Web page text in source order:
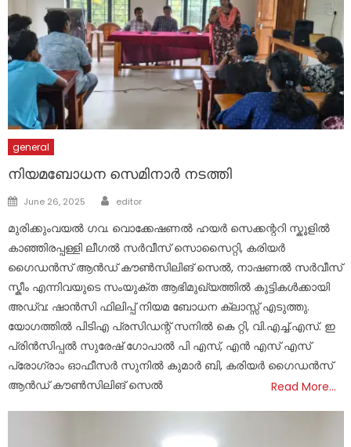
general
നിയമബോധന സെമിനാർ നടത്തി
Posted
June 26, 2025 Author
editor
മുരിക്കുംവയൽ ഗവ. വൊക്കേഷണൽ ഹയർ സെക്കന്ററി സ്കൂളിൽ
കാഞ്ഞിരപ്പള്ളി ലീഗൽ സർവീസ് സൊസൈറ്റി, കരിയർ
ഗൈഡൻസ് ആൻഡ് കൗൺസിലിങ് സെൽ, നാഷണൽ സർവീസ്
സ്കീം എന്നിവയുടെ സംയുക്ത ആഭിമുഖ്യത്തിൽ കുട്ടികൾക്കായി
അഡ്വ: ഷാൻസി ഫിലിപ്പ് നിയമ ബോധന ക്ലാസ്സ്‌ എടുത്തു.
യോഗത്തിൽ പിടിഎ പ്രസിഡന്റ്‌ സനിൽ കെ റ്റി, വി.എച്ച്.എസ്‌. ഇ
പ്രിൻസിപ്പൽ സുരേഷ് ഗോപാൽ പി എസ്‌, എൻ എസ്‌ എസ്‌
പ്രോഗ്രാം ഓഫീസർ സുനിൽ കുമാർ ബി, കരിയർ ഗൈഡൻസ്
ആൻഡ് കൗൺസിലിങ് സെൽ
Read More…